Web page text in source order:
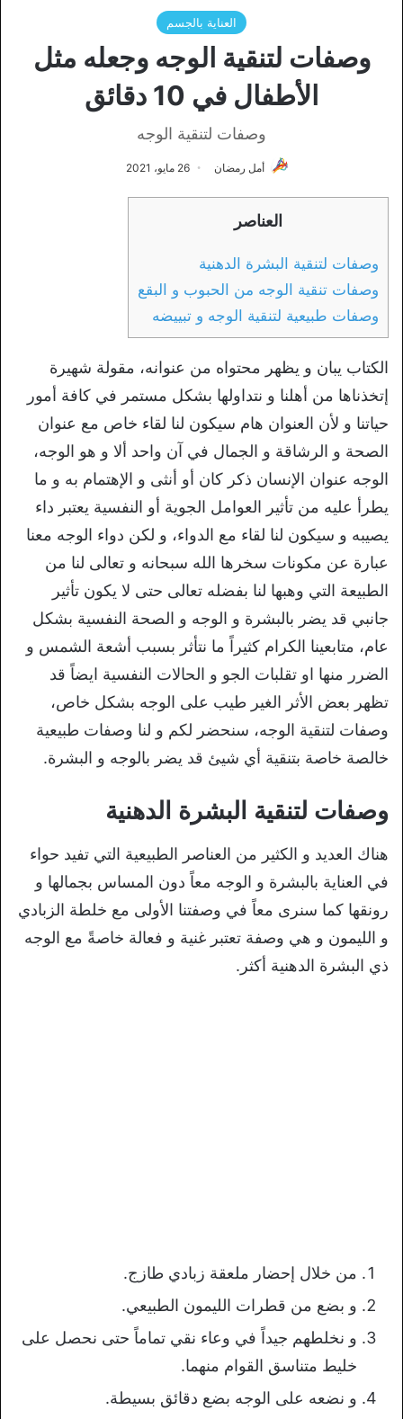
العناية بالجسم
وصفات لتنقية الوجه وجعله مثل
الأطفال في 10 دقائق
وصفات لتنقية الوجه
أمل رمضان 26 مايو، 2021
العناصر
وصفات لتنقية البشرة الدهنية
وصفات تنقية الوجه من الحبوب و البقع
وصفات طبيعية لتنقية الوجه و تبييضه
الكتاب يبان و يظهر محتواه من عنوانه، مقولة شهيرة
إتخذناها من أهلنا و نتداولها بشكل مستمر في كافة أمور
حياتنا و لأن العنوان هام سيكون لنا لقاء خاص مع عنوان
الصحة و الرشاقة و الجمال في آن واحد ألا و هو الوجه،
الوجه عنوان الإنسان ذكر كان أو أنثى و الإهتمام به و ما
يطرأ عليه من تأثير العوامل الجوية أو النفسية يعتبر داء
يصيبه و سيكون لنا لقاء مع الدواء، و لكن دواء الوجه معنا
عبارة عن مكونات سخرها الله سبحانه و تعالى لنا من
الطبيعة التي وهبها لنا بفضله تعالى حتى لا يكون تأثير
جانبي قد يضر بالبشرة و الوجه و الصحة النفسية بشكل
عام، متابعينا الكرام كثيراً ما نتأثر بسبب أشعة الشمس و
الضرر منها او تقلبات الجو و الحالات النفسية ايضاً قد
تظهر بعض الأثر الغير طيب على الوجه بشكل خاص،
وصفات لتنقية الوجه، سنحضر لكم و لنا وصفات طبيعية
خالصة خاصة بتنقية أي شيئ قد يضر بالوجه و البشرة.
وصفات لتنقية البشرة الدهنية
هناك العديد و الكثير من العناصر الطبيعية التي تفيد حواء
في العناية بالبشرة و الوجه معاً دون المساس بجمالها و
رونقها كما سنرى معاً في وصفتنا الأولى مع خلطة الزبادي
و الليمون و هي وصفة تعتبر غنية و فعالة خاصةً مع الوجه
ذي البشرة الدهنية أكثر.
من خلال إحضار ملعقة زبادي طازج.
و بضع من قطرات الليمون الطبيعي.
و نخلطهم جيداً في وعاء نقي تماماً حتى نحصل على
خليط متناسق القوام منهما.
و نضعه على الوجه بضع دقائق بسيطة.